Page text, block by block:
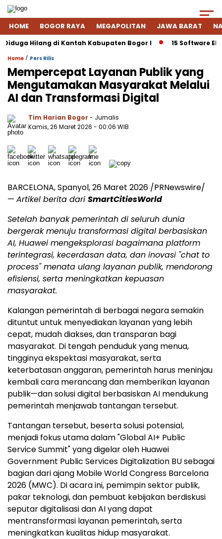
HOME BOGOR RAYA MEGAPOLITAN JAWA BARAT
Hilang di Kantah Kabupaten Bogor I 15 Software ERP
Home / Pers Rilis
Mempercepat Layanan Publik yang
Mengutamakan Masyarakat Melalui
AI dan Transformasi Digital
Tim Harian Bogor - Jurnalis
Kamis, 26 Maret 2026 - 00:06 WIB
BARCELONA, Spanyol, 26 Maret 2026 /PRNewswire/
— Artikel berita dari SmartCitiesWorld
Setelah banyak pemerintah di seluruh dunia
bergerak menuju transformasi digital berbasiskan
AI, Huawei mengeksplorasi bagaimana platform
terintegrasi, kecerdasan data, dan inovasi "chat to
process" menata ulang layanan publik, mendorong
efisiensi, serta meningkatkan kepuasan
masyarakat.
Kalangan pemerintah di berbagai negara semakin
dituntut untuk menyediakan layanan yang lebih
cepat, mudah diakses, dan transparan bagi
masyarakat. Di tengah penduduk yang menua,
tingginya ekspektasi masyarakat, serta
keterbatasan anggaran, pemerintah harus meninjau
kembali cara merancang dan memberikan layanan
publik—dan solusi digital berbasiskan AI mendukung
pemerintah menjawab tantangan tersebut.
Tantangan tersebut, beserta solusi potensial,
menjadi fokus utama dalam "Global AI+ Public
Service Summit" yang digelar oleh Huawei
Government Public Services Digitalization BU sebagai
bagian dari ajang Mobile World Congress Barcelona
2026 (MWC). Di acara ini, pemimpin sektor publik,
pakar teknologi, dan pembuat kebijakan berdiskusi
seputar digitalisasi dan AI yang dapat
mentransformasi layanan pemerintah, serta
meningkatkan kualitas hidup masyarakat.